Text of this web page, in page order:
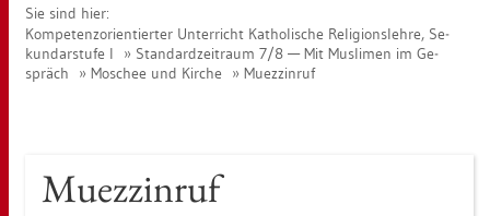
Sie sind hier:
Kom­pe­tenz­ori­en­tier­ter Un­ter­richt Ka­tho­li­sche Re­li­gi­ons­leh­re, Se­
kun­dar­stu­fe I
Stan­dard­zeit­raum 7/8 — Mit Mus­li­men im Ge­
spräch
Mo­schee und Kir­che Mu­ez­zin­ruf
Mu­ez­zin­ruf